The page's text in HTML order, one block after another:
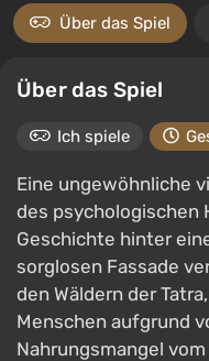
Über das Spiel
Über das Spiel
Ich spiele
Eine ungewöhnliche
des psychologischen
Geschichte hinter
sorglosen Fassade
den Wäldern der
Menschen aufgrund
Nahrungsmangel